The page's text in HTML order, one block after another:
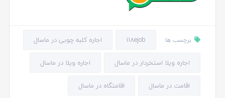
برچسب ها 118ejob اجاره کلبه چوبی در ماسال
اجاره ویلا استخردار در ماسال اجاره ویلا در ماسال
اقامت در ماسال اقامتگاه در ماسال